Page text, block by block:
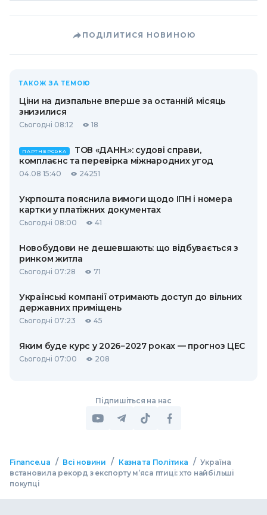
ПОДІЛИТИСЯ НОВИНОЮ
ТАКОЖ ЗА ТЕМОЮ
Ціни на дизпальне вперше за останній місяць
знизилися
Сьогодні 08:12 18
ПАРТНЕРСЬКА
ТОВ «ДАНН.»: судові справи,
комплаєнс та перевірка міжнародних угод
04.08 15:40 24251
Укрпошта пояснила вимоги щодо ІПН і номера
картки у платіжних документах
Сьогодні 08:00 41
Новобудови не дешевшають: що відбувається з
ринком житла
Сьогодні 07:28 71
Українські компанії отримають доступ до вільних
державних приміщень
Сьогодні 07:23 45
Яким буде курс у 2026−2027 роках — прогноз ЦЕС
Сьогодні 07:00 208
Підпишіться на нас
Finance.ua / Всі новини / Казна та Політика / Україна
встановила рекорд з експорту м’яса птиці: хто найбільші
покупці